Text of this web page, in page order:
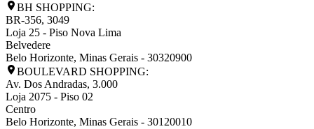
BH SHOPPING:
BR-356, 3049
Loja 25 - Piso Nova Lima
Belvedere
Belo Horizonte, Minas Gerais - 30320900
BOULEVARD SHOPPING:
Av. Dos Andradas, 3.000
Loja 2075 - Piso 02
Centro
Belo Horizonte, Minas Gerais - 30120010